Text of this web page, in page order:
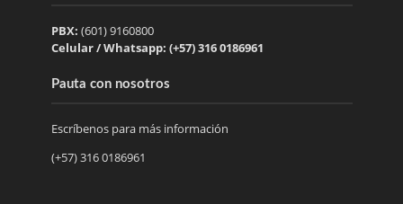
PBX: (601) 9160800
Celular / Whatsapp: (+57) 316 0186961
Pauta con nosotros
Escríbenos para más información
(+57) 316 0186961